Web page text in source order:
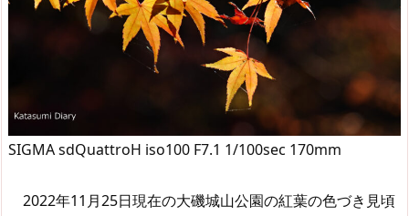
SIGMA sdQuattroH iso100 F7.1 1/100sec 170mm
2022年11月25日現在の大磯城山公園の紅葉の色づき見頃